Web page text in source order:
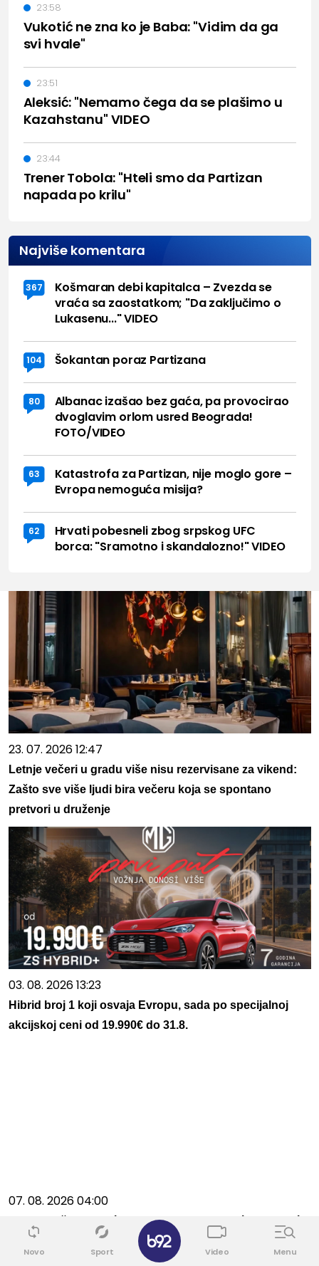
Vukotić ne zna ko je Baba: "Vidim da ga
svi hvale"
23:58
Aleksić: "Nemamo čega da se plašimo u
Kazahstanu" VIDEO
23:51
Trener Tobola: "Hteli smo da Partizan
napada po krilu"
23:44
Najviše komentara
367
Košmaran debi kapitalca – Zvezda se
vraća sa zaostatkom; "Da zaključimo o
Lukasenu..." VIDEO
104 Šokantan poraz Partizana
80
Albanac izašao bez gaća, pa provocirao
dvoglavim orlom usred Beograda!
FOTO/VIDEO
63
Katastrofa za Partizan, nije moglo gore –
Evropa nemoguća misija?
62
Hrvati pobesneli zbog srpskog UFC
borca: "Sramotno i skandalozno!" VIDEO
23. 07. 2026 12:47
Letnje večeri u gradu više nisu rezervisane za vikend:
Zašto sve više ljudi bira večeru koja se spontano
pretvori u druženje
03. 08. 2026 13:23
Hibrid broj 1 koji osvaja Evropu, sada po specijalnoj
akcijskoj ceni od 19.990€ do 31.8.
07. 08. 2026 04:00
Plavci plaču od sreće, a glumica na put kreće... Gledaće
Premijer ligu
Novo Sport Video Menu